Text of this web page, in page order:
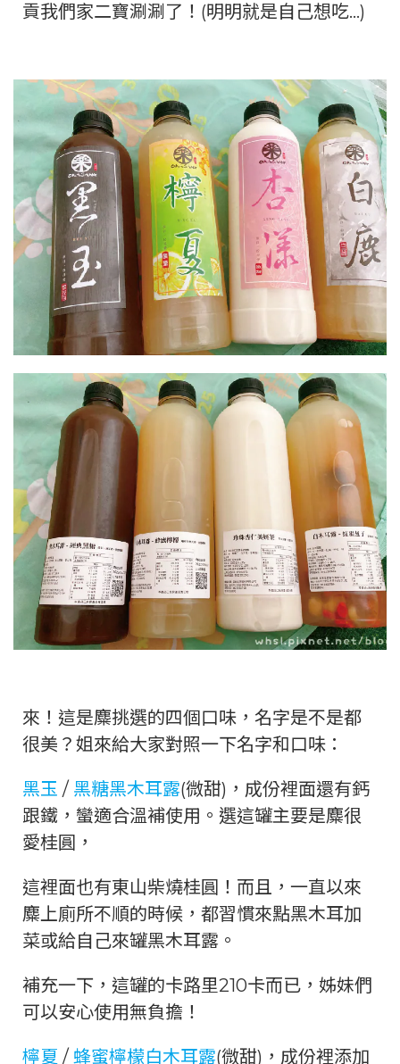
貢我們家二寶涮涮了！(明明就是自己想吃…)
來！這是麋挑選的四個口味，名字是不是都
很美？姐來給大家對照一下名字和口味：
黑玉 / 黑糖黑木耳露(微甜)，成份裡面還有鈣
跟鐵，蠻適合溫補使用。選這罐主要是麋很
愛桂圓，
這裡面也有東山柴燒桂圓！而且，一直以來
麋上廁所不順的時候，都習慣來點黑木耳加
菜或給自己來罐黑木耳露。
補充一下，這罐的卡路里210卡而已，姊妹們
可以安心使用無負擔！
檸夏 / 蜂蜜檸檬白木耳露(微甜)，成份裡添加